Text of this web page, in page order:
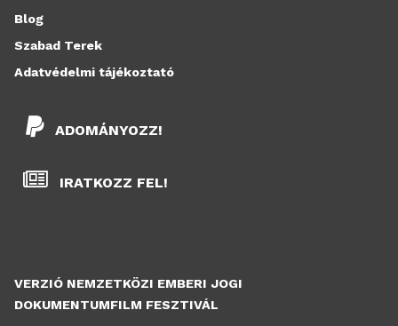
VERZIÓ NEMZETKÖZI EMBERI JOGI
DOKUMENTUMFILM FESZTIVÁL
ADOMÁNYOZZ!
IRATKOZZ FEL!
Blog
Szabad Terek
Adatvédelmi tájékoztató